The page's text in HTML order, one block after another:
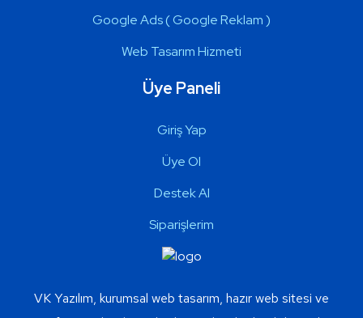
Google Ads ( Google Reklam )
Web Tasarım Hizmeti
Üye Paneli
Giriş Yap
Üye Ol
Destek Al
Siparişlerim
VK Yazılım, kurumsal web tasarım, hazır web sitesi ve